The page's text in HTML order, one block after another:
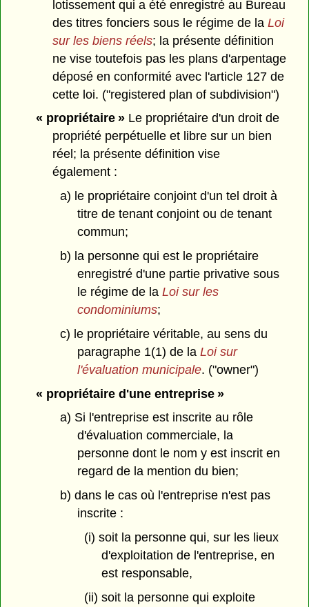
lotissement qui a été enregistré au Bureau
des titres fonciers sous le régime de laLoi
sur les biens réels; la présente définition
ne vise toutefois pas les plans d'arpentage
déposé en conformité avec l'article 127 de
cette loi. ("registered plan of subdivision")
« propriétaire »Le propriétaire d'un droit de
propriété perpétuelle et libre sur un bien
réel; la présente définition vise
également :
a) le propriétaire conjoint d'un tel droit à
titre de tenant conjoint ou de tenant
commun;
b) la personne qui est le propriétaire
enregistré d'une partie privative sous
le régime de la Loi sur les
condominiums;
c) le propriétaire véritable, au sens du
paragraphe 1(1) de la Loi sur
l'évaluation municipale. ("owner")
« propriétaire d'une entreprise »
a) Si l'entreprise est inscrite au rôle
d'évaluation commerciale, la
personne dont le nom y est inscrit en
regard de la mention du bien;
b) dans le cas où l'entreprise n'est pas
inscrite :
(i) soit la personne qui, sur les lieux
d'exploitation de l'entreprise, en
est responsable,
(ii) soit la personne qui exploite